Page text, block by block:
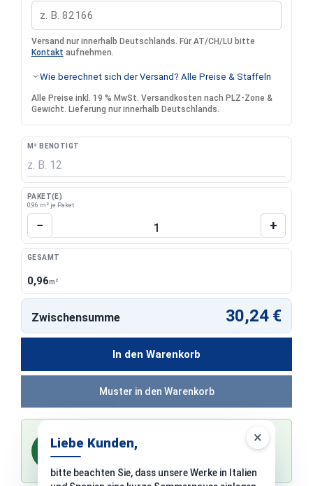
×
Liebe Kunden,
bitte beachten Sie, dass unsere Werke in Italien
Versand nur innerhalb Deutschlands. Für AT/CH/LU bitte
Kontakt aufnehmen.
Wie berechnet sich der Versand? Alle Preise & Staffeln
Alle Preise inkl. 19 % MwSt. Versandkosten nach PLZ-Zone &
Gewicht. Lieferung nur innerhalb Deutschlands.
M² BENÖTIGT
PAKET(E)
0,96 m² je Paket
Produkt Anzahl: Gib den gewünschten
− +
GESAMT
0,96m²
In den Warenkorb
Zwischensumme 30,24 €
% Sie sparen
bei Zahlung per Überweisung vor dem Versand
Muster in den Warenkorb